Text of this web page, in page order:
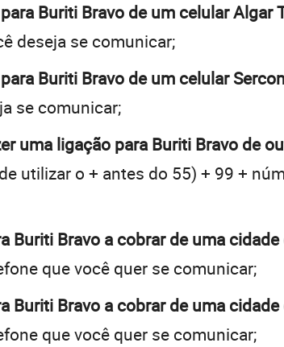
Buriti Bravo de um celular Algar
deseja se comunicar;
Buriti Bravo de um celular
se comunicar;
uma ligação para Buriti Bravo de
utilizar o + antes do 55) + 99 +
Buriti Bravo a cobrar de uma
que você quer se comunicar;
Buriti Bravo a cobrar de uma
que você quer se comunicar;